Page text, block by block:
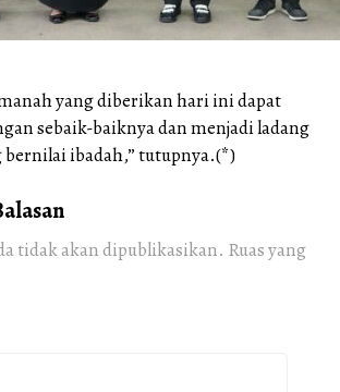
yang diberikan hari ini dapat
sebaik-baiknya dan menjadi ladang
bernilai ibadah,” tutupnya.(*)
tidak akan dipublikasikan. Ruas yang